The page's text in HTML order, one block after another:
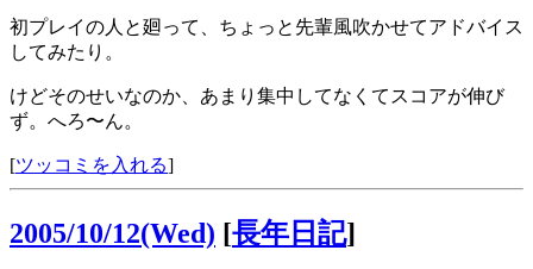
初プレイの人と廻って、ちょっと先輩風吹かせてアドバイス
してみたり。
けどそのせいなのか、あまり集中してなくてスコアが伸び
ず。へろ〜ん。
[ツッコミを入れる]
2005/10/12(Wed) [長年日記]